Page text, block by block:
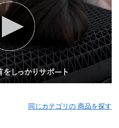
同じカテゴリの 商品を探す